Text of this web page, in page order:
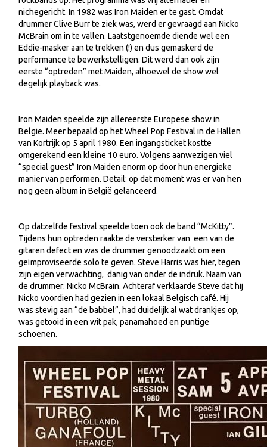
nichegericht. In 1982 was Iron Maiden er te gast. Omdat
drummer Clive Burr te ziek was, werd er gevraagd aan Nicko
McBrain om in te vallen. Laatstgenoemde diende wel een
Eddie-masker aan te trekken (!) en dus gemaskerd de
performance te bewerkstelligen. Dit werd dan ook zijn
eerste “optreden” met Maiden, alhoewel de show wel
degelijk playback was.
Iron Maiden speelde zijn allereerste Europese show in
België. Meer bepaald op het Wheel Pop Festival in de Hallen
van Kortrijk op 5 april 1980. Een ingangsticket kostte
omgerekend een kleine 10 euro. Volgens aanwezigen viel
“special guest” Iron Maiden enorm op door hun energieke
manier van performen. Detail: op dat moment was er van hen
nog geen album in België gelanceerd.
Op datzelfde festival speelde toen ook de band “McKitty”.
Tijdens hun optreden raakte de versterker van een van de
gitaren defect en was de drummer genoodzaakt om een
geïmproviseerde solo te geven. Steve Harris was hier, tegen
zijn eigen verwachting, danig van onder de indruk. Naam van
de drummer: Nicko McBrain. Achteraf verklaarde Steve dat hij
Nicko voordien had gezien in een lokaal Belgisch café. Hij
was stevig aan “de babbel”, had duidelijk al wat drankjes op,
was getooid in een wit pak, panamahoed en puntige
schoenen.